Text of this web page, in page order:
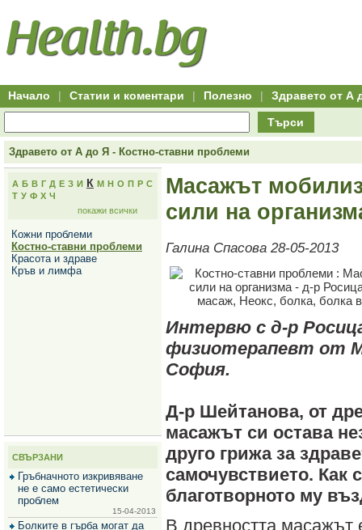
Всички
офети
за
Hitro.bg
Всички
оферти
Hitro.bg
оферти
Hitro.bg
във
всички
оферти
Всички
пазаруване
изгодни
оферти
50+
начало
Клуб
Начало | Статии и коментари | Полезно | Здравето от А
Търси
Здравето от А до Я - Костно-ставни проблеми
А Б В Г Д Е З И К М Н О П Р С
Т У Ф Х Ч
покажи всички
Кожни проблеми
Костно-ставни проблеми
Красота и здраве
Кръв и лимфа
СВЪРЗАНИ
Гръбначното изкривяване
не е само естетически
проблем
15-04-2013
Болките в гърба могат да
Масажът
сили на
Галина Спасова 28-05-2013
Интервю с д-р
физиотерапевт от
София.
Д-р Шейтанова, от
масажът си остава
друго грижа за
самочувствието. Как
благотворното му
В древността масажът